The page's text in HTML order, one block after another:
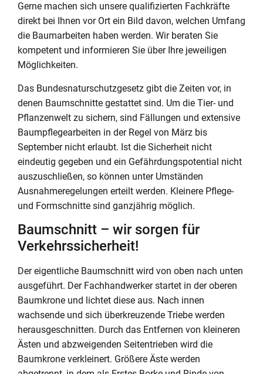
Gerne machen sich unsere qualifizierten Fachkräfte
direkt bei Ihnen vor Ort ein Bild davon, welchen Umfang
die Baumarbeiten haben werden. Wir beraten Sie
kompetent und informieren Sie über Ihre jeweiligen
Möglichkeiten.
Das Bundesnaturschutzgesetz gibt die Zeiten vor, in
denen Baumschnitte gestattet sind. Um die Tier- und
Pflanzenwelt zu sichern, sind Fällungen und extensive
Baumpflegearbeiten in der Regel von März bis
September nicht erlaubt. Ist die Sicherheit nicht
eindeutig gegeben und ein Gefährdungspotential nicht
auszuschließen, so können unter Umständen
Ausnahmeregelungen erteilt werden. Kleinere Pflege-
und Formschnitte sind ganzjährig möglich.
Baumschnitt – wir sorgen für
Verkehrssicherheit!
Der eigentliche Baumschnitt wird von oben nach unten
ausgeführt. Der Fachhandwerker startet in der oberen
Baumkrone und lichtet diese aus. Nach innen
wachsende und sich überkreuzende Triebe werden
herausgeschnitten. Durch das Entfernen von kleineren
Ästen und abzweigenden Seitentrieben wird die
Baumkrone verkleinert. Größere Äste werden